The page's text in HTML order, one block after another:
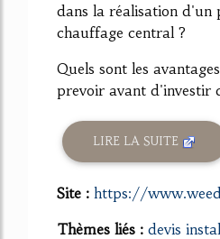
dans la réalisation d'un
chauffage central ?
Quels sont les
prevoir avant d'investir
LIRE LA SUITE
Site : https://
Thèmes liés : devis